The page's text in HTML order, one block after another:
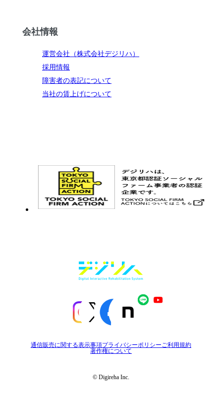
会社情報
運営会社（株式会社デジリハ）
採用情報
障害者の表記について
当社の賃上げについて
通信販売に関する表示事項プライバシーポリシー ご利用規約
著作権について
© Digireha Inc.